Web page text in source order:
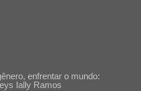
enfrentar o mundo:
Ially Ramos